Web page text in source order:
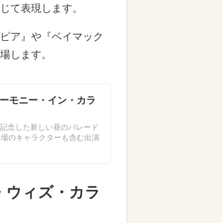
て表現します。
ア』や『ベイマック
します。
モニー・イン・カラ
念した新しい昼のパレード
のキャラクターも含む出演
ィズ・カラ